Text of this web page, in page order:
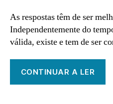
As respostas têm de ser
Independentemente do
válida, existe e tem de ser
CONTINUAR A LER